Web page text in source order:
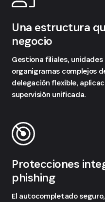
Una estructura
negocio
Gestiona filiales,
organigramas complejos
delegación flexible,
supervisión unificada.
Protecciones
phishing
El autocompletado